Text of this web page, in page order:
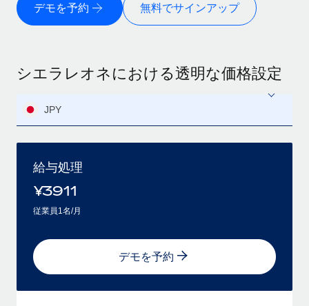
デモを予約 無料でサインアップ
シエラレオネにおける透明な価格設定
JPY
給与処理
¥3911
従業員1名/月
デモを予約